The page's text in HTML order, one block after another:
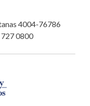
4004-76786
0800